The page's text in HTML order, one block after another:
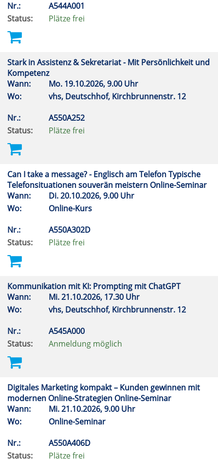
Nr.:
A544A001
Status:
Plätze frei
Stark in Assistenz & Sekretariat - Mit Persönlichkeit und
Kompetenz
Wann:
Mo. 19.10.2026, 9.00 Uhr
Wo:
vhs, Deutschhof, Kirchbrunnenstr. 12
Nr.:
A550A252
Status:
Plätze frei
Can I take a message? - Englisch am Telefon Typische
Telefonsituationen souverän meistern Online-Seminar
Wann:
Di.20.10.2026, 9.00 Uhr
Wo:
Online-Kurs
Nr.:
A550A302D
Status:
Plätze frei
Kommunikation mit KI: Prompting mit ChatGPT
Wann:
Mi.21.10.2026, 17.30 Uhr
Wo:
vhs, Deutschhof, Kirchbrunnenstr. 12
Nr.:
A545A000
Status:
Anmeldung möglich
Digitales Marketing kompakt – Kunden gewinnen mit
modernen Online-Strategien Online-Seminar
Wann:
Mi.21.10.2026, 9.00 Uhr
Wo:
Online-Seminar
Nr.:
A550A406D
Status:
Plätze frei